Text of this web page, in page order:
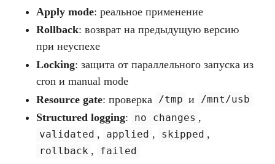
Apply mode: реальное применение
Rollback: возврат на предыдущую версию
при неуспехе
Locking: защита от параллельного запуска из
cron и manual mode
Resource gate: проверка /tmp и /mnt/usb
Structured logging: no changes ,
validated , applied , skipped ,
rollback , failed